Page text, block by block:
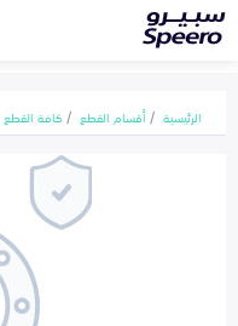
الرئيسية أقسام القطع كافة القطع